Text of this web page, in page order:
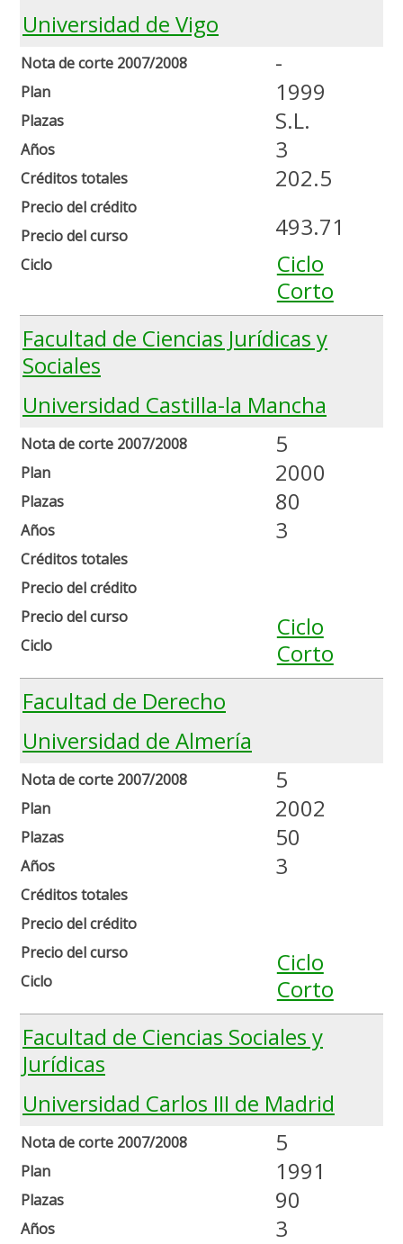
Universidad de Vigo
Nota de corte 2007/2008
Plan
Plazas
Años
Créditos totales
Precio del crédito
Precio del curso
Ciclo
-
1999
S.L.
3
202.5
493.71
Ciclo
Corto
Facultad de Ciencias Jurídicas y
Sociales
Universidad Castilla-la Mancha
Nota de corte 2007/2008
Plan
Plazas
Años
Créditos totales
Precio del crédito
Precio del curso
Ciclo
5
2000
80
3
Ciclo
Corto
Facultad de Derecho
Universidad de Almería
Nota de corte 2007/2008
Plan
Plazas
Años
Créditos totales
Precio del crédito
Precio del curso
Ciclo
5
2002
50
3
Ciclo
Corto
Facultad de Ciencias Sociales y
Jurídicas
Universidad Carlos III de Madrid
Nota de corte 2007/2008
Plan
Plazas
Años
5
1991
90
3